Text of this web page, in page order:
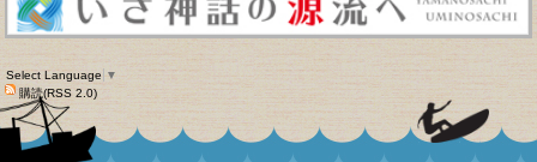
Select Language ▼
購読(RSS 2.0)